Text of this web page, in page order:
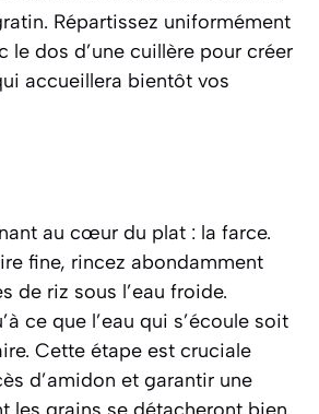
Répartissez uniformément
le dos d’une cuillère pour créer
accueillera bientôt vos
au cœur du plat : la farce.
fine, rincez abondamment
de riz sous l’eau froide.
ce que l’eau qui s’écoule soit
Cette étape est cruciale
d’amidon et garantir une